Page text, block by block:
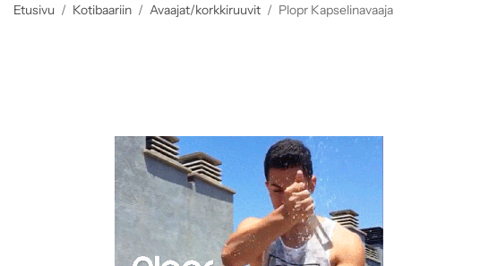
Etusivu / Kotibaariin / Avaajat/korkkiruuvit / Plopr Kapselinavaaja